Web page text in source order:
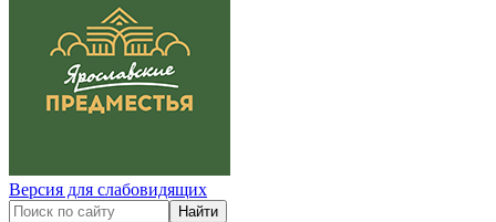
Версия для слабовидящих